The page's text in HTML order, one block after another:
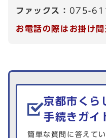
ファックス： 075-
お電話の際はお掛け
生活情報を探す
京都市くら
手続きガイ
簡単な質問に答えて